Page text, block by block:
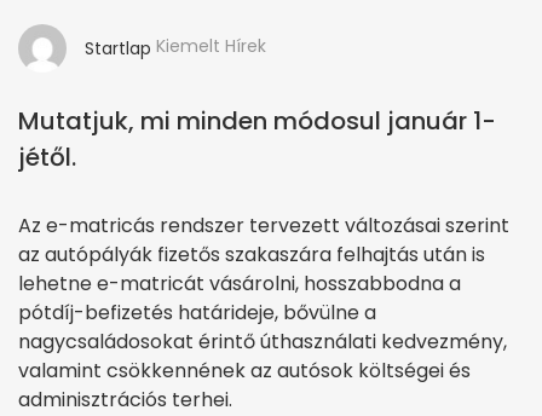
Startlap Kiemelt Hírek
Mutatjuk, mi minden módosul január 1-
jétől.
Az e-matricás rendszer tervezett változásai szerint
az autópályák fizetős szakaszára felhajtás után is
lehetne e-matricát vásárolni, hosszabbodna a
pótdíj-befizetés határideje, bővülne a
nagycsaládosokat érintő úthasználati kedvezmény,
valamint csökkennének az autósok költségei és
adminisztrációs terhei.